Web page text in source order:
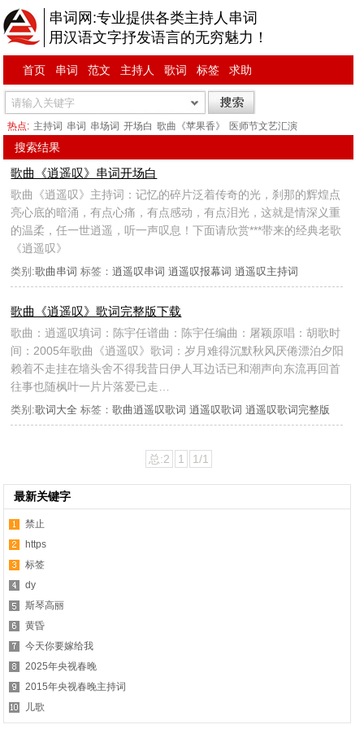
串词网:专业提供各类主持人串词
用汉语文字抒发语言的无穷魅力！
首页 串词 范文 主持人 歌词 标签 求助
热点: 主持词 串词 串场词 开场白 歌曲《苹果香》 医师节文艺汇演
搜索结果
歌曲《逍遥叹》串词开场白
歌曲《逍遥叹》主持词：记忆的碎片泛着传奇的光，刹那的辉煌点
亮心底的暗涌，有点心痛，有点感动，有点泪光，这就是情深义重
的温柔，任一世逍遥，听一声叹息！下面请欣赏***带来的经典老歌
《逍遥叹》
类别:歌曲串词 标签：逍遥叹串词 逍遥叹报幕词 逍遥叹主持词
歌曲《逍遥叹》歌词完整版下载
歌曲：逍遥叹填词：陈宇任谱曲：陈宇任编曲：屠颖原唱：胡歌时
间：2005年歌曲《逍遥叹》歌词：岁月难得沉默秋风厌倦漂泊夕阳
赖着不走挂在墙头舍不得我昔日伊人耳边话已和潮声向东流再回首
往事也随枫叶一片片落爱已走…
类别:歌词大全 标签：歌曲逍遥叹歌词 逍遥叹歌词 逍遥叹歌词完整版
总:2 1 1/1
最新关键字
禁止
https
标签
dy
斯琴高丽
黄昏
今天你要嫁给我
2025年央视春晚
2015年央视春晚主持词
儿歌